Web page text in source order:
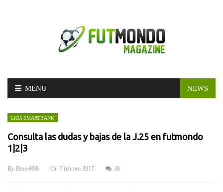
Skip
MENU NEWS
LIGA SMARTBANK
Consulta las dudas y bajas de la J.25 en futmondo
1|2|3
By Brave888 On 7 febrero 2017 38